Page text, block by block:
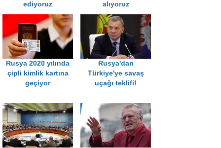
ediyoruz
alıyoruz
Rusya 2020 yılında
çipli kimlik kartına
geçiyor
Rusya'dan
Türkiye'ye savaş
uçağı teklifi!